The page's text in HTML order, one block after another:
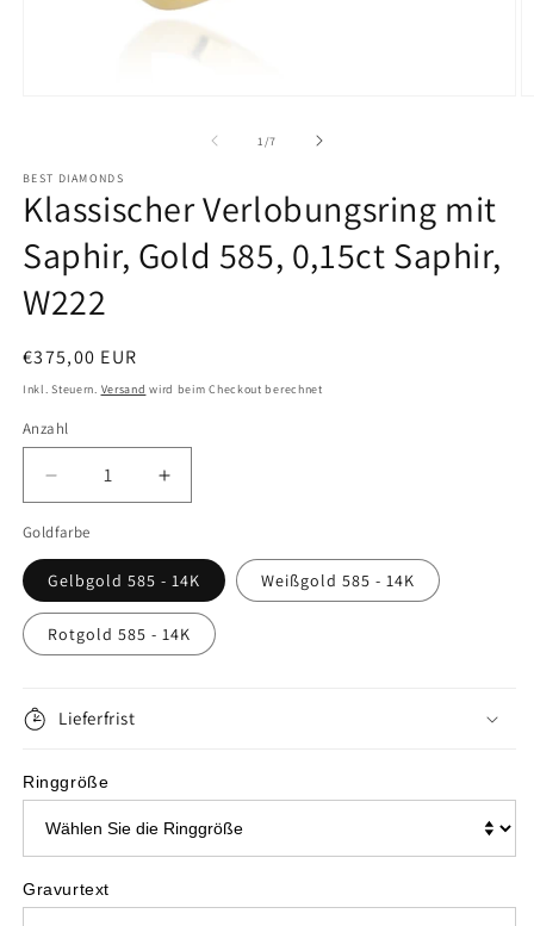
in
Modal
öffnen
1 /von
7
BEST DIAMONDS
Klassischer Verlobungsring mit
Saphir, Gold 585, 0,15ct Saphir,
W222
Normaler
Preis
€375,00 EUR
Inkl. Steuern. Versand wird beim Checkout berechnet
Anzahl
die
Menge
für
Klassischer
mit
Gold
585,
Saphir,
Menge
für
Klassischer
Gold
585,
Saphir,
Goldfarbe
Gelbgold 585 - 14K Weißgold 585 - 14K
Rotgold 585 - 14K
Lieferfrist
Ringgröße
Gravurtext